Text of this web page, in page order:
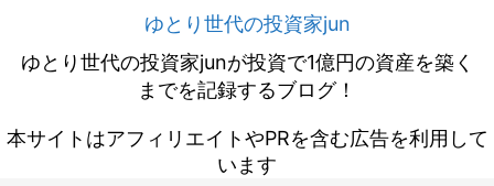
ゆとり世代の投資家jun
ゆとり世代の投資家junが投資で1億円の資産を築く
までを記録するブログ！
本サイトはアフィリエイトやPRを含む広告を利用して
います